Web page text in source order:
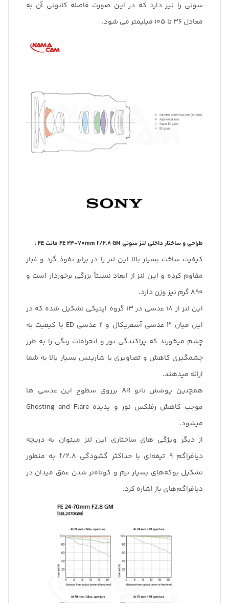
سونی را نیز دارد که در این صورت فاصله کانونی آن به
معادل 36 تا 105 میلیمتر می شود.
طراحی و ساختار داخلی لنز سونی FE 24-70mm f/2.8 GM مانت FE :
کیفیت ساخت بسیار بالا این لنز را در برابر نفوذ گرد و غبار
مقاوم کرده و این لنز از ابعاد نسبتاً بزرگی برخوردار است و
890 گرم نیز وزن دارد.
این لنز از 18 عدسی در 13 گروه اپتیکی تشکیل شده که در
این میان 3 عدسی آسفریکال و 2 عدسی ED با کیفیت به
چشم میخورند که پراکندگی نور و انحرافات رنگی را به طرز
چشمگیری کاهش و تصاویری با شارپنس بسیار بالا به شما
ارائه میدهند.
همچنین پوشش نانو AR برروی سطوح این عدسی ها
موجب کاهش رفلکس نور و پدیده Ghosting and Flare
میشود.
از دیگر ویژگی های ساختاری این لنز میتوان به دریچه
دیافراگم 9 تیغه‌ای با حداکثر گشودگی f/2.8 به منظور
تشکیل بوکه‌های بسیار نرم و کوتاه‌تر شدن عمق میدان در
دیافراگم‌های باز اشاره کرد.